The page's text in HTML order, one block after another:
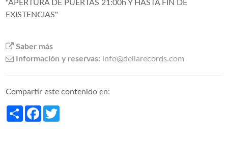
"APERTURA DE PUERTAS 21:00h Y HASTA FIN DE
EXISTENCIAS"
Saber más
Información y reservas: info@deliarecords.com
Compartir este contenido en:
ShareFacebook